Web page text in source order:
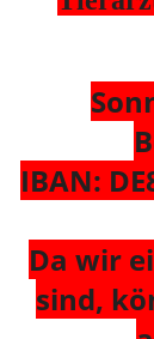
IBAN:
Da wir
sind,